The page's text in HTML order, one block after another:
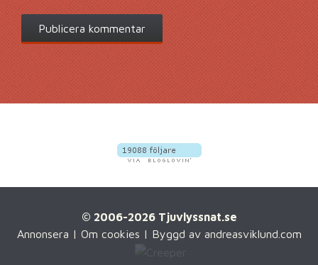
© 2006-2026 Tjuvlyssnat.se
Annonsera | Om cookies | Byggd av andreasviklund.com